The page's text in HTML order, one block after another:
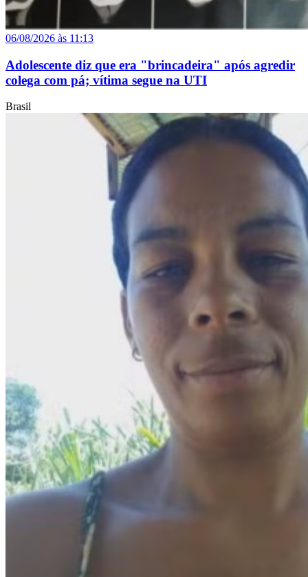
06/08/2026 às 11:13
Adolescente diz que era "brincadeira" após agredir
colega com pá; vítima segue na UTI
Brasil